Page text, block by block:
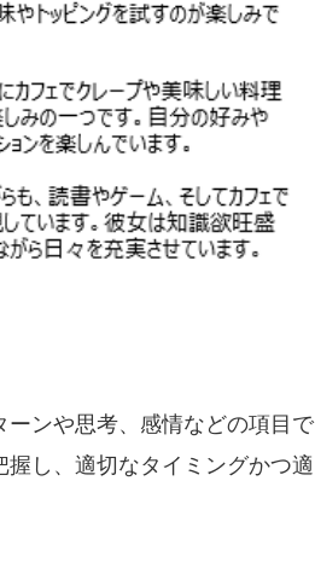
ンや思考、感情などの項目で
し、適切なタイミングかつ適